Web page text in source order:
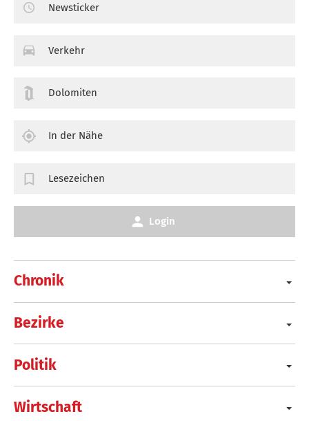
Chronik
Bezirke
Politik
Wirtschaft
Newsticker
Verkehr
Dolomiten
In der Nähe
Lesezeichen
Login